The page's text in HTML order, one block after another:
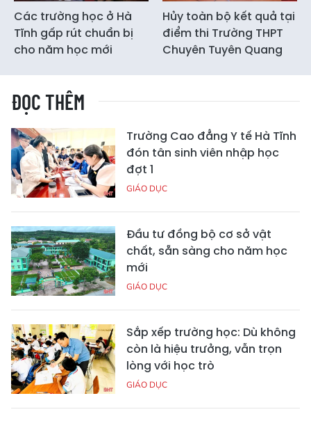
Các trường học ở Hà
Tĩnh gấp rút chuẩn bị
cho năm học mới
Hủy toàn bộ kết quả tại
điểm thi Trường THPT
Chuyên Tuyên Quang
ĐỌC THÊM
Trường Cao đẳng Y tế Hà Tĩnh
đón tân sinh viên nhập học
đợt 1
GIÁO DỤC
Đầu tư đồng bộ cơ sở vật
chất, sẵn sàng cho năm học
mới
GIÁO DỤC
Sắp xếp trường học: Dù không
còn là hiệu trưởng, vẫn trọn
lòng với học trò
GIÁO DỤC